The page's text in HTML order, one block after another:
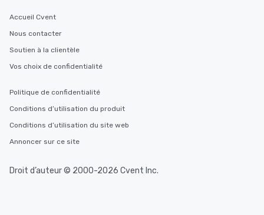
Accueil Cvent
Nous contacter
Soutien à la clientèle
Vos choix de confidentialité
Politique de confidentialité
Conditions d’utilisation du produit
Conditions d’utilisation du site web
Annoncer sur ce site
Droit d’auteur © 2000-2026 Cvent Inc.